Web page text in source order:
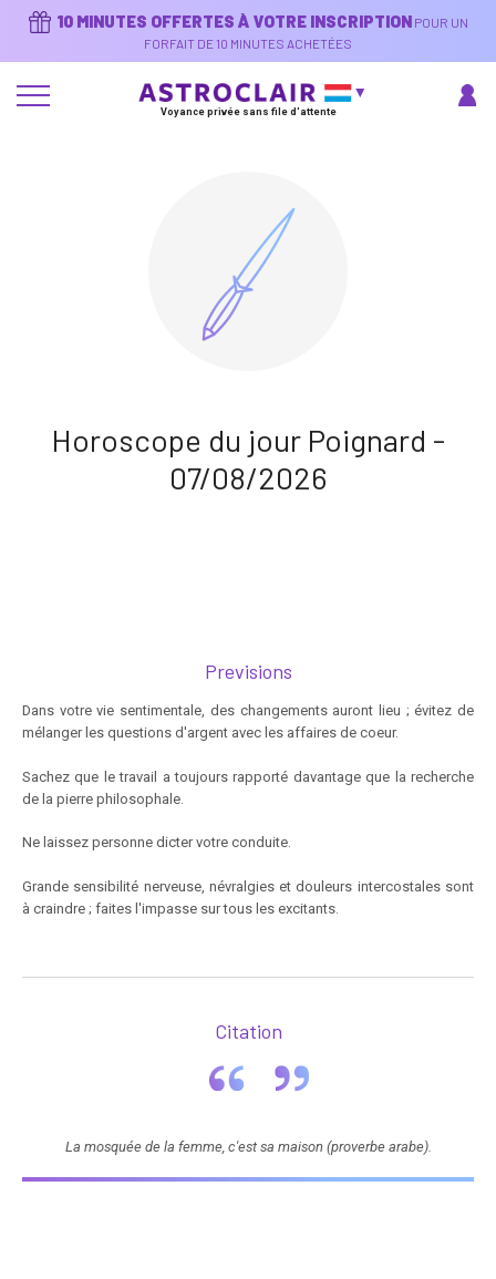
10 MINUTES OFFERTES À VOTRE INSCRIPTION POUR UN
FORFAIT DE 10 MINUTES ACHETÉES
Voyance privée sans file d'attente
Horoscope du jour Poignard -
07/08/2026
Previsions
Dans votre vie sentimentale, des changements auront lieu ; évitez de
mélanger les questions d'argent avec les affaires de coeur.
Sachez que le travail a toujours rapporté davantage que la recherche
de la pierre philosophale.
Ne laissez personne dicter votre conduite.
Grande sensibilité nerveuse, névralgies et douleurs intercostales sont
à craindre ; faites l'impasse sur tous les excitants.
Citation
La mosquée de la femme, c'est sa maison (proverbe arabe).